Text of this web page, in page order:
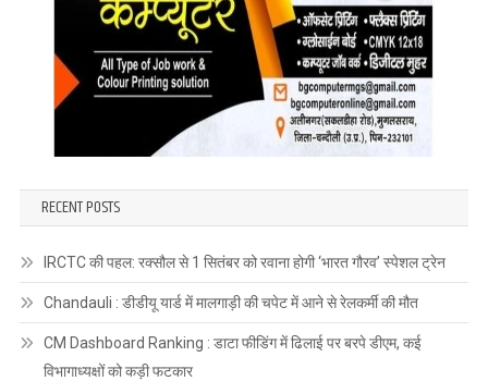
RECENT POSTS
IRCTC की पहल: रक्सौल से 1 सितंबर को रवाना होगी ‘भारत गौरव’ स्पेशल ट्रेन
Chandauli : डीडीयू यार्ड में मालगाड़ी की चपेट में आने से रेलकर्मी की मौत
CM Dashboard Ranking : डाटा फीडिंग में ढिलाई पर बरपे डीएम, कई
विभागाध्यक्षों को कड़ी फटकार